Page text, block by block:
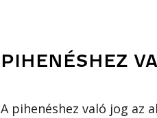
PIHENÉSHEZ
A pihenéshez való jog az